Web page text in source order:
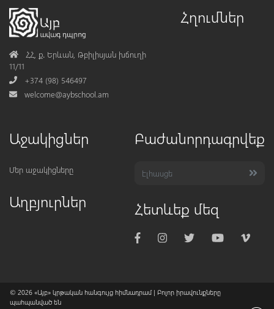
AddressՀՀ, ք․ Երևան, Թբիլիսյան խճուղի
11/11
Phone+374 (98) 546497
Mail
welcome@aybschool.am
Հղումներ
Աջակիցներ
Մեր աջակիցները
Աղբյուրներ
Բաժանորդագրվեք
Հետևեք մեզ
© 2026 «Այբ» կրթական հանգույց հիմնադրամ| Բոլոր իրավունքները
պահպանված են